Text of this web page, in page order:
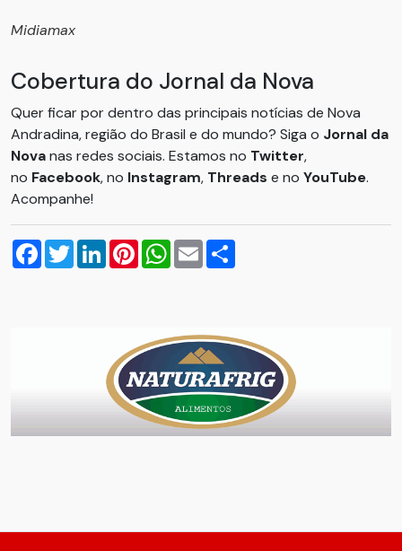
Midiamax
Cobertura do Jornal da Nova
Quer ficar por dentro das principais notícias de Nova
Andradina, região do Brasil e do mundo? Siga o Jornal da
Novanas redes sociais. Estamos no Twitter,
no Facebook, no Instagram, Threads e no YouTube.
Acompanhe!
Facebook
TwitterLinkedInPinterestWhatsApp
Email